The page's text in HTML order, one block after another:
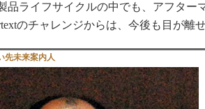
品ライフサイクルの中でも、アフター
のチャレンジからは、今後も目が離せ
先未来案内人